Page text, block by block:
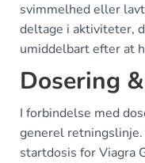
svimmelhed eller
deltage i aktiviteter,
umiddelbart efter at
Dosering
I forbindelse med
generel
startdosis for Viagra